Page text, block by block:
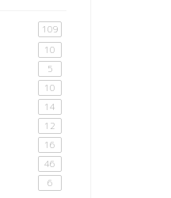
109
10
5
10
14
12
16
46
6